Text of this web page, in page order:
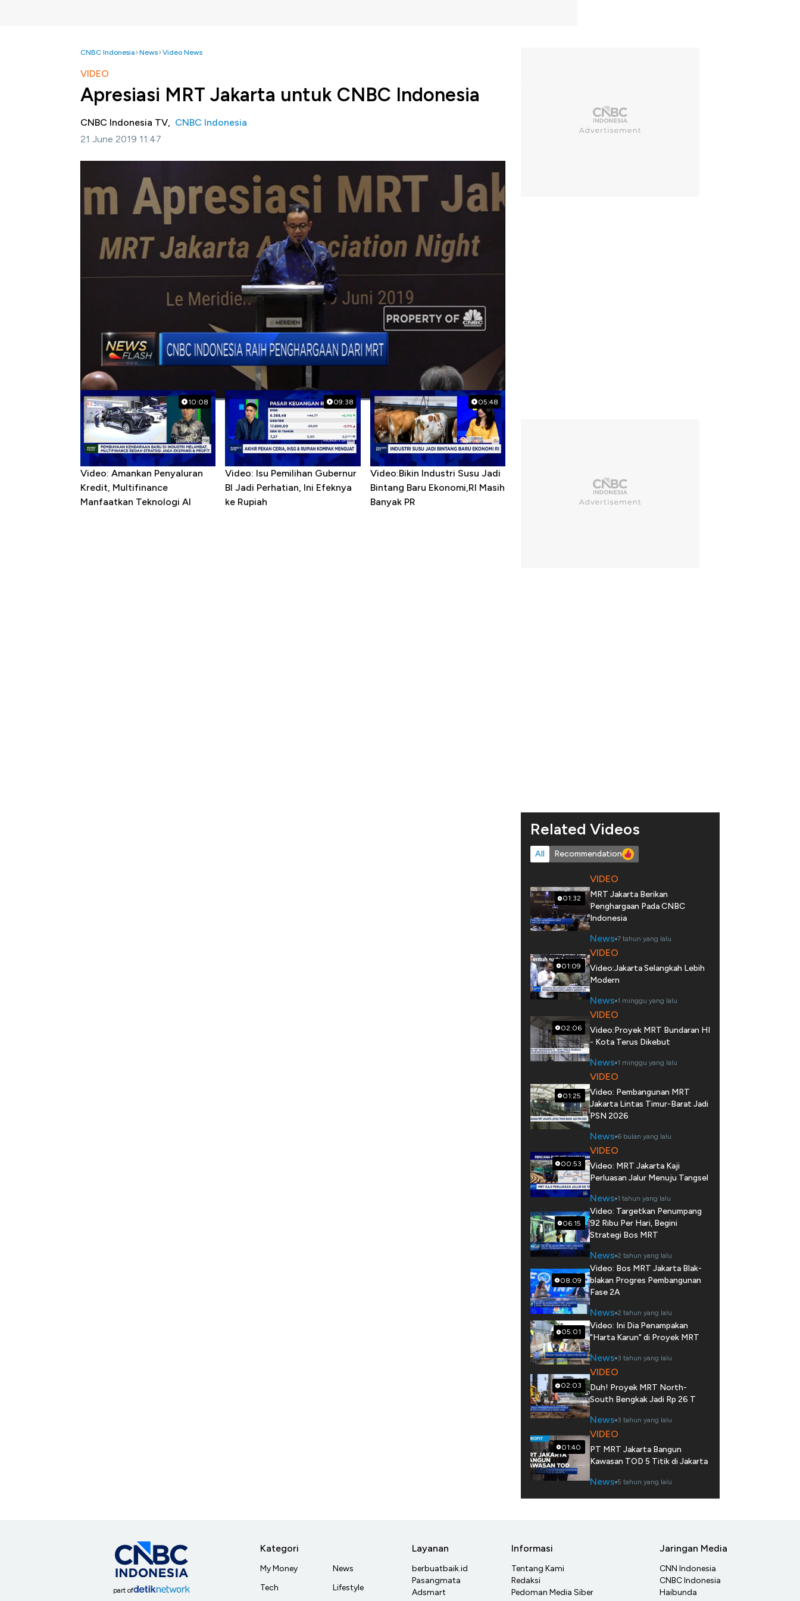
CNBC Indonesia News Video News
VIDEO
Apresiasi MRT Jakarta untuk CNBC Indonesia
CNBC Indonesia TV, CNBC Indonesia
21 June 2019 11:47
Penghargaan tersebut terkait dukungan publikasi atas pengembangan MRT fase I berupa publikasi
sejak berlangsung hingga dikomersialisasikan kepada masyarakat.
Simak informasi selengkapnya di Squawk Box CNBC Indonesia (Jumat, 21/06/2019) berikut.
Bagikan:
#cnbc indonesia
Popular Videos
10:08
Video: Amankan Penyaluran
Kredit, Multifinance
Manfaatkan Teknologi AI
09:38
Video: Isu Pemilihan Gubernur
BI Jadi Perhatian, Ini Efeknya
ke Rupiah
05:48
Video:Bikin Industri Susu Jadi
Bintang Baru Ekonomi,RI Masih
Banyak PR
Related Videos
All Recommendation
01:32
VIDEO
MRT Jakarta Berikan
Penghargaan Pada CNBC
Indonesia
News 7 tahun yang lalu
01:09
VIDEO
Video:Jakarta Selangkah Lebih
Modern
News 1 minggu yang lalu
02:06
VIDEO
Video:Proyek MRT Bundaran HI
- Kota Terus Dikebut
News 1 minggu yang lalu
01:25
VIDEO
Video: Pembangunan MRT
Jakarta Lintas Timur-Barat Jadi
PSN 2026
News 6 bulan yang lalu
00:53
VIDEO
Video: MRT Jakarta Kaji
Perluasan Jalur Menuju Tangsel
News 1 tahun yang lalu
06:15
Video: Targetkan Penumpang
92 Ribu Per Hari, Begini
Strategi Bos MRT
News 2 tahun yang lalu
08:09
Video: Bos MRT Jakarta Blak-
blakan Progres Pembangunan
Fase 2A
News 2 tahun yang lalu
05:01
Video: Ini Dia Penampakan
"Harta Karun" di Proyek MRT
News 3 tahun yang lalu
02:03
VIDEO
Duh! Proyek MRT North-
South Bengkak Jadi Rp 26 T
News 3 tahun yang lalu
01:40
VIDEO
PT MRT Jakarta Bangun
Kawasan TOD 5 Titik di Jakarta
News 5 tahun yang lalu
part of
Kategori
My Money
Tech
News
Lifestyle
Layanan
berbuatbaik.id
Pasangmata
Adsmart
Informasi
Tentang Kami
Redaksi
Pedoman Media Siber
Jaringan Media
CNN Indonesia
CNBC Indonesia
Haibunda